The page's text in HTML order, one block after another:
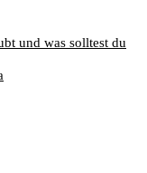
und was solltest du